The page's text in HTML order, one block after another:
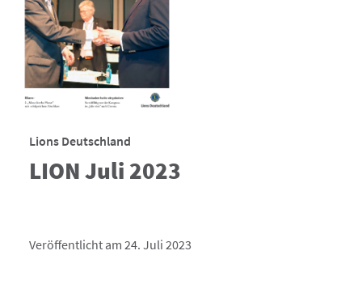
Lions Deutschland
LION Juli 2023
Veröffentlicht am 24. Juli 2023